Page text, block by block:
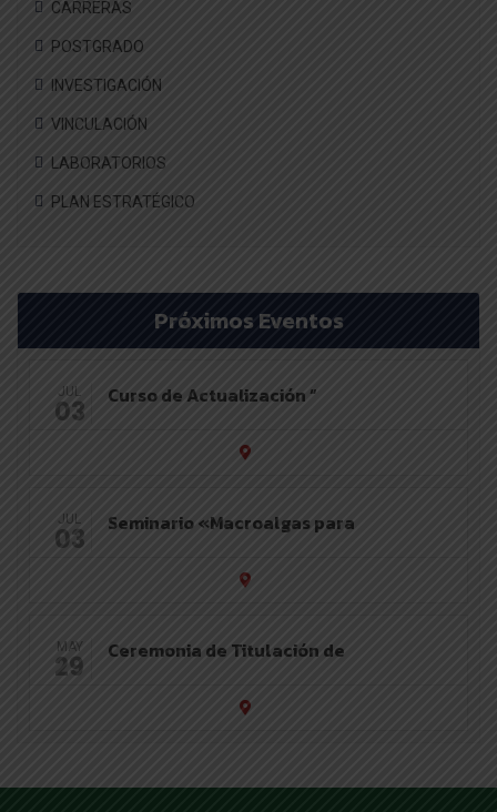
CARRERAS
POSTGRADO
INVESTIGACIÓN
VINCULACIÓN
LABORATORIOS
PLAN ESTRATÉGICO
Próximos Eventos
JUL
03 Curso de Actualización “
JUL
03 Seminario «Macroalgas para
MAY
29 Ceremonia de Titulación de